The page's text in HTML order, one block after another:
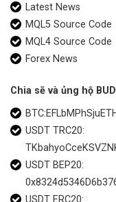
Latest News
MQL5 Source Code
MQL4 Source Code
Forex News
Chia sẽ và ủng hộ
USDT TRC20:
USDT BEP20:
USDT ERC20: